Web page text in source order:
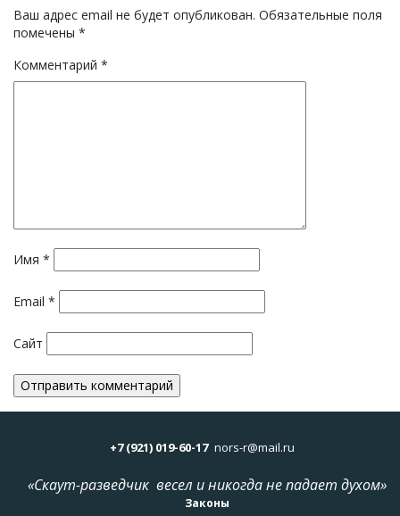
Ваш адрес email не будет опубликован. Обязательные поля
помечены *
Комментарий *
Имя *
Email *
Сайт
+7 (921) 019-60-17 nors-r@mail.ru
«Скаут-разведчик весел и никогда не падает духом»
Законы